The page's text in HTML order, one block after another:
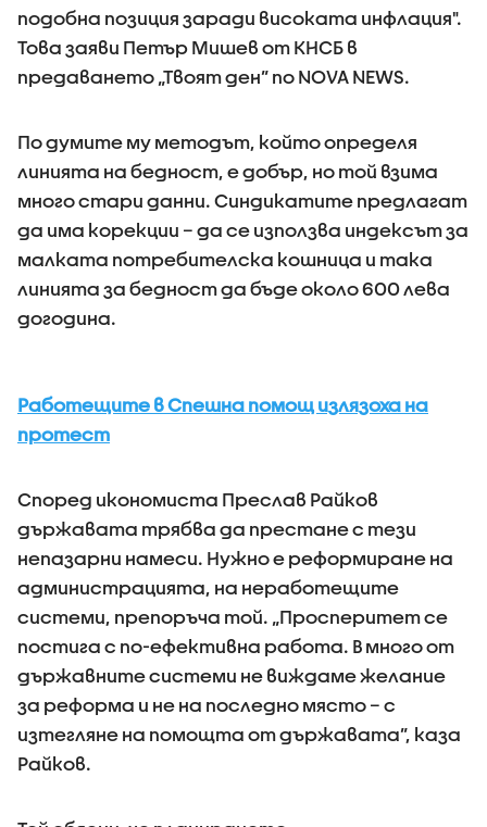
подобна позиция заради високата инфлация".
Това заяви Петър Мишев от КНСБ в
предаването „Твоят ден” по NOVA NEWS.
По думите му методът, който определя
линията на бедност, е добър, но той взима
много стари данни. Синдикатите предлагат
да има корекции – да се използва индексът за
малката потребителска кошница и така
линията за бедност да бъде около 600 лева
догодина.
Работещите в Спешна помощ излязоха на
протест
Според икономиста Преслав Райков
държавата трябва да престане с тези
непазарни намеси. Нужно е реформиране на
администрацията, на неработещите
системи, препоръча той. „Просперитет се
постига с по-ефективна работа. В много от
държавните системи не виждаме желание
за реформа и не на последно място – с
изтегляне на помощта от държавата”, каза
Райков.